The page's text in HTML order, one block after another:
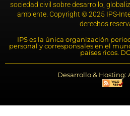
sociedad civil sobre desarrollo,
ambiente. Copyright © 2025 IPS-
derechos
IPS es la única organización
personal y corresponsales en el
países ricos.
Desarrollo & Hosting: